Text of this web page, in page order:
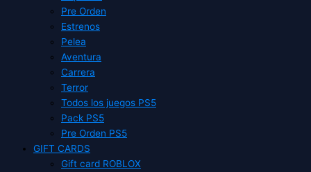
Pre Orden
Estrenos
Pelea
Aventura
Carrera
Terror
Todos los juegos PS5
Pack PS5
Pre Orden PS5
GIFT CARDS
Gift card ROBLOX